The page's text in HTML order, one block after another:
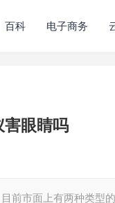
百科 电子商务
害眼睛吗
前市面上有两种类型